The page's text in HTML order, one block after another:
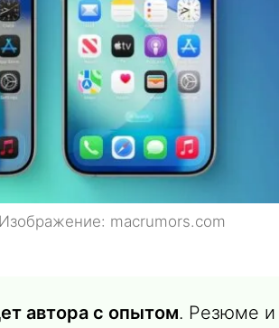
macrumors.com
автора с опытом. Резюме и